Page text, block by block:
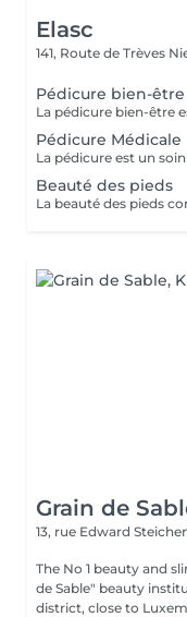
Elasc
141, Route de Trèves
Pédicure bien-être
Pédicure Médicale
Beauté des pieds
Grain de
13, rue Edward
The No 1 beauty and
de Sable" beauty
district, close to